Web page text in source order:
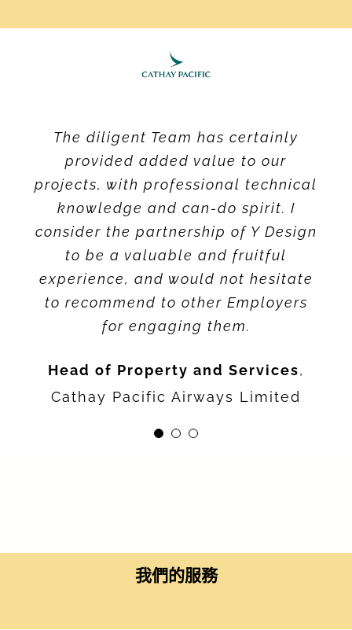
The diligent Team has certainly
provided added value to our
projects, with professional technical
knowledge and can-do spirit. I
consider the partnership of Y Design
to be a valuable and fruitful
experience, and would not hesitate
to recommend to other Employers
for engaging them.
Head of Property and Services,
Cathay Pacific Airways Limited
The Y Design Team has certainly
added value to the project, relieving
me of much stress throughout the
process. I would not hesitate to
recommend them to other
companies who will be doing fit-out
works.
Executive Director. Head of
Hong Kong
Cushman & Wakefield
Project Services Limited
The team was always proactive in
providing project leadership and
guidance and was always available
to resolve issues efficiently as they
arose. We would like to express our
appreciation to Y Design team whose
professional knowledge and
coordination skills ensured a smooth
delivery and completion for the
Senior Manager (REWS) - APAC &
我們的服務